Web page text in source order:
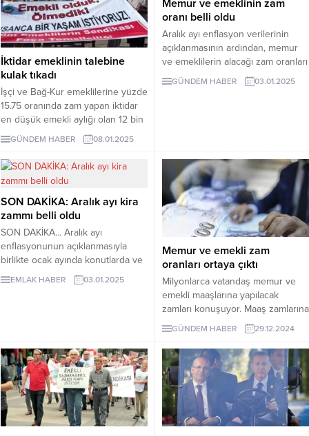
İktidar emeklinin talebine
kulak tıkadı
İşçi ve Bağ-Kur emeklilerine yüzde
15.75 oranında zam yapan iktidar
en düşük emekli aylığı olan 12 bin
500 lirayı da yine aynı oranda
yüzde 15.75 artırma kararı aldı.
GÜNDEM HABER 08.01.2025
Memur ve emeklinin zam
oranı belli oldu
Aralık ayı enflasyon verilerinin
açıklanmasının ardından, memur
ve emeklilerin alacağı zam oranları
netleşti. Altı aylık enflasyon oranı
yüzde 15,75 olarak hesaplandı.
GÜNDEM HABER 03.01.2025
SON DAKİKA: Aralık ayı kira
zammı belli oldu
SON DAKİKA... Aralık ayı
enflasyonunun açıklanmasıyla
birlikte ocak ayında konutlarda ve
işyerleri kiralarında
uygulanabilecek tavan zam oranı
EMLAK HABER 03.01.2025
Memur ve emekli zam
oranları ortaya çıktı
Milyonlarca vatandaş memur ve
emekli maaşlarına yapılacak
zamları konuşuyor. Maaş zamlarına
ait detaylar için Ocak ayına gözler
GÜNDEM HABER 29.12.2024